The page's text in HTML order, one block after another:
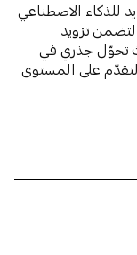
للذكاء الاصطناعي
تزويد
تحوّل جذري في
على المستوى